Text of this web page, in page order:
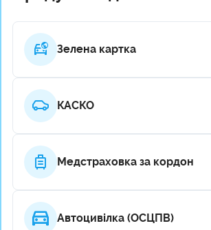
Зелена картка
КАСКО
Медстраховка за кордон
Автоцивілка (ОСЦПВ)